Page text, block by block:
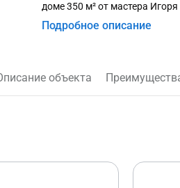
доме 350 м² от мастера
обвязать котельную трубами
Ка собрать насосные группы
Подробное описание
объекта